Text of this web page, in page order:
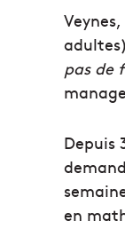
pas de
m
Depuis
en